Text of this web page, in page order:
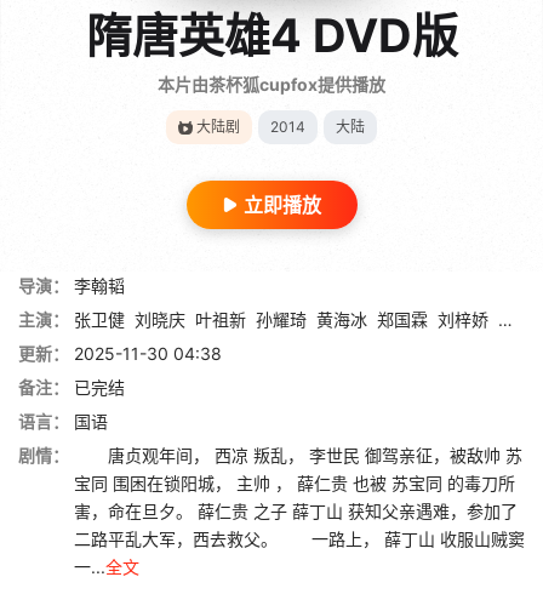
隋唐英雄4 DVD版
本片由茶杯狐cupfox提供播放
大陆剧 2014 大陆
立即播放
导演：
李翰韬
主演：
张卫健 刘晓庆 叶祖新 孙耀琦 黄海冰 郑国霖 刘梓娇 张睿
更新：
2025-11-30 04:38
备注：
已完结
语言：
国语
剧情：
唐贞观年间， 西凉 叛乱， 李世民 御驾亲征，被敌帅 苏
宝同 围困在锁阳城， 主帅 ， 薛仁贵 也被 苏宝同 的毒刀所
害，命在旦夕。 薛仁贵 之子 薛丁山 获知父亲遇难，参加了
二路平乱大军，西去救父。 一路上， 薛丁山 收服山贼窦
一...全文